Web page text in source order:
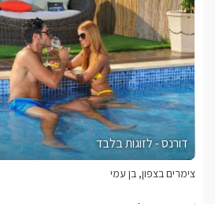
דורנס - לזוגות בלבד
צימרים בצפון, בן עמי